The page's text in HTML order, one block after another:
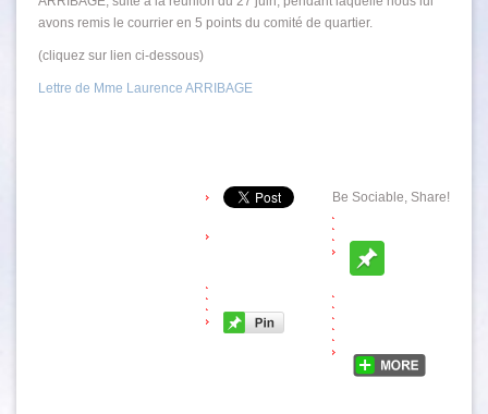
avons remis le courrier en 5 points du comité de quartier.
(cliquez sur lien ci-dessous)
Lettre de Mme Laurence ARRIBAGE
Be Sociable, Share!